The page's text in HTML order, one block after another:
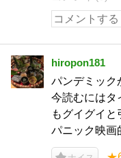
hiropon181
パンデミック
今読むにはタ
もグイグイ
パニック映画